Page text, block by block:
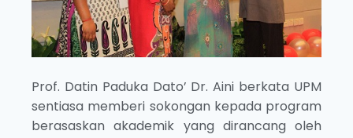
Prof. Datin Paduka Dato’ Dr. Aini berkata UPM
sentiasa memberi sokongan kepada program
berasaskan akademik yang dirancang oleh